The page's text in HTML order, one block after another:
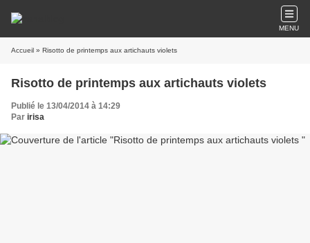
MENU
Accueil » Risotto de printemps aux artichauts violets
Risotto de printemps aux artichauts violets
Publié le 13/04/2014 à 14:29
Par irisa